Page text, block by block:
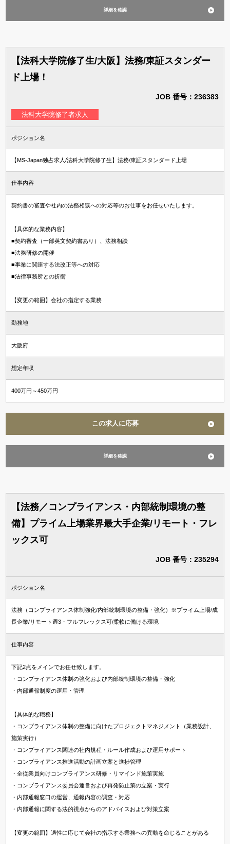
詳細を確認
【法科大学院修了生/大阪】法務/東証スタンダー
ド上場！
JOB 番号：236383
法科大学院修了者求人
ポジション名
【MS-Japan独占求人/法科大学院修了生】法務/東証スタンダード上場
仕事内容
契約書の審査や社内の法務相談への対応等のお仕事をお任せいたします。
【具体的な業務内容】
■契約審査（一部英文契約書あり）、法務相談
■法務研修の開催
■事業に関連する法改正等への対応
■法律事務所との折衝
【変更の範囲】会社の指定する業務
勤務地
大阪府
想定年収
400万円～450万円
この求人に応募
詳細を確認
【法務／コンプライアンス・内部統制環境の整
備】プライム上場業界最大手企業/リモート・フレ
ックス可
JOB 番号：235294
ポジション名
法務（コンプライアンス体制強化/内部統制環境の整備・強化）※プライム上場/成
長企業/リモート週3・フルフレックス可/柔軟に働ける環境
仕事内容
下記2点をメインでお任せ致します。
・コンプライアンス体制の強化および内部統制環境の整備・強化
・内部通報制度の運用・管理
【具体的な職務】
・コンプライアンス体制の整備に向けたプロジェクトマネジメント（業務設計、
施策実行）
・コンプライアンス関連の社内規程・ルール作成および運用サポート
・コンプライアンス推進活動の計画立案と進捗管理
・全従業員向けコンプライアンス研修・リマインド施策実施
・コンプライアンス委員会運営および再発防止策の立案・実行
・内部通報窓口の運営、通報内容の調査・対応
・内部通報に関する法的視点からのアドバイスおよび対策立案
【変更の範囲】適性に応じて会社の指示する業務への異動を命じることがある